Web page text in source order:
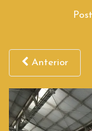
Anterior